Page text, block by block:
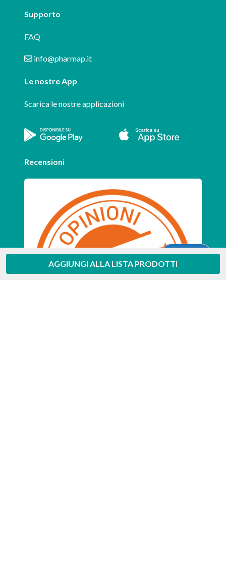
AGGIUNGI ALLA LISTA PRODOTTI
Supporto
FAQ
info@pharmap.it
Le nostre App
Scarica le nostre applicazioni
Recensioni
Aiuto